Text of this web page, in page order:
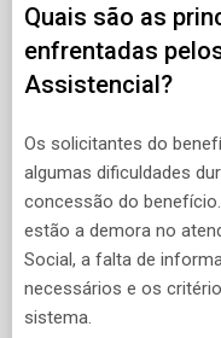
Quais são as
enfrentadas
Assistencial?
Os solicitantes do
algumas dificuldades
concessão do
estão a demora no
Social, a falta de
necessários e os
sistema.